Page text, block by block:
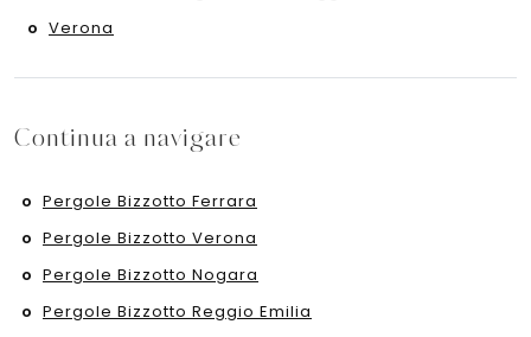
Verona
Continua a navigare
Pergole Bizzotto Ferrara
Pergole Bizzotto Verona
Pergole Bizzotto Nogara
Pergole Bizzotto Reggio Emilia